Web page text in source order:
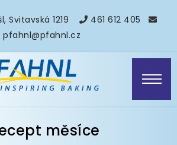
Svitavská 1219
461 612 405
pfahnl@pfahnl.cz
měsíce